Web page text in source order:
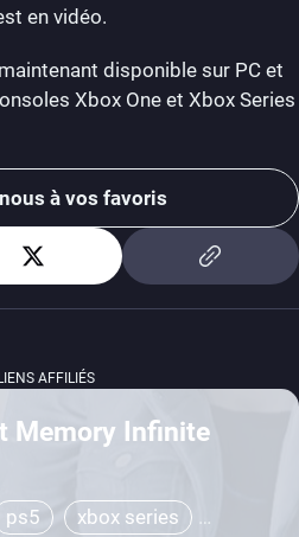
en vidéo.
disponible sur PC et
Xbox One et Xbox Series
à vos favoris
AFFILIÉS
Memory Infinite
ps5
xbox series